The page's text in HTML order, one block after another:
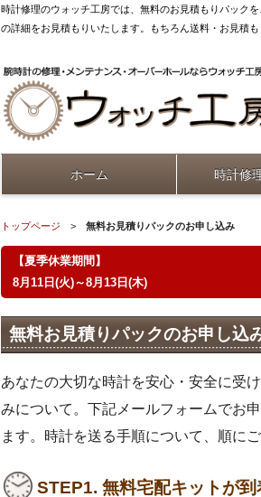
時計修理のウォッチ工房では、無料のお見積もりパック
の詳細をお見積もりいたします。もちろん送料・お見積
ホーム 時計修
トップページ > 無料お見積りパックのお申し込み
【夏季休業期間】
8月11日(火)～8月13日(木)
無料お見積りパックのお申し込
あなたの大切な時計を安心・安全に受
みについて。下記メールフォームでお
ます。時計を送る手順について、順に
STEP1. 無料宅配キットが到